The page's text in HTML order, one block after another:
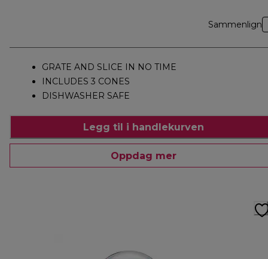
Sammenlign
GRATE AND SLICE IN NO TIME
INCLUDES 3 CONES
DISHWASHER SAFE
Legg til i handlekurven
Oppdag mer